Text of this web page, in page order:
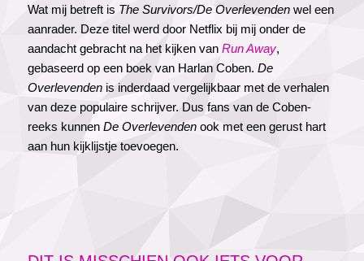
Wat mij betreft is The Survivors/De Overlevendenwel een
aanrader. Deze titel werd door Netflix bij mij onder de
aandacht gebracht na het kijken van Run Away,
gebaseerd op een boek van Harlan Coben. De
Overlevendenis inderdaad vergelijkbaar met de verhalen
van deze populaire schrijver. Dus fans van de Coben-
reeks kunnen De Overlevendenook met een gerust hart
aan hun kijklijstje toevoegen.